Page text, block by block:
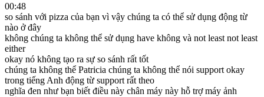
00:48
so sánh với pizza của bạn vì vậy chúng ta có thể sử dụng động từ
nào ở đây
không chúng ta không thể sử dụng have không và not least not least
either
okay nó không tạo ra sự so sánh rất tốt
chúng ta không thể Patricia chúng ta không thể nói support okay
trong tiếng Anh động từ support rất theo
nghĩa đen như bạn biết điều này chân máy này hỗ trợ máy ảnh